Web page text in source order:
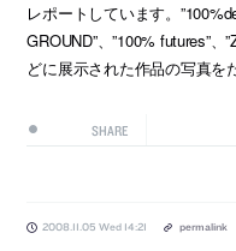
レポートしています。
GROUND”、”100% futures”、
どに展示された作品の写真を
SHARE
2008.11.05 Wed 14:21 permalink